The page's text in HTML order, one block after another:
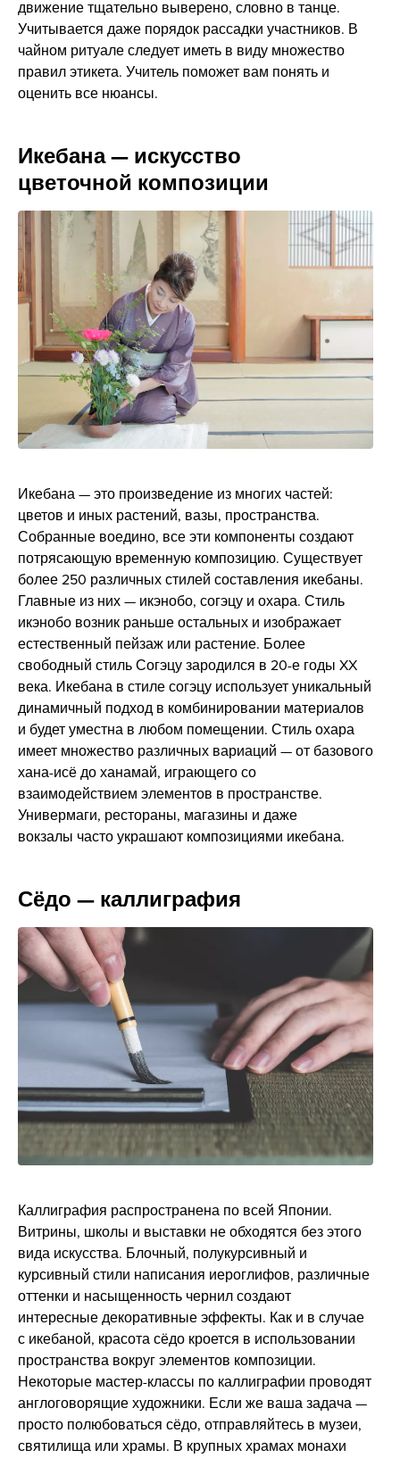
движение тщательно выверено, словно в танце.
Учитывается даже порядок рассадки участников. В
чайном ритуале следует иметь в виду множество
правил этикета. Учитель поможет вам понять и
оценить все нюансы.
Икебана — искусство
цветочной композиции
Икебана — это произведение из многих частей:
цветов и иных растений, вазы, пространства.
Собранные воедино, все эти компоненты создают
потрясающую временную композицию. Существует
более 250 различных стилей составления икебаны.
Главные из них — икэнобо, согэцу и охара. Стиль
икэнобо возник раньше остальных и изображает
естественный пейзаж или растение. Более
свободный стиль Согэцу зародился в 20-е годы XX
века. Икебана в стиле согэцу использует уникальный
динамичный подход в комбинировании материалов
и будет уместна в любом помещении. Стиль охара
имеет множество различных вариаций — от базового
хана-исё до ханамай, играющего со
взаимодействием элементов в пространстве.
Универмаги, рестораны, магазины и даже
вокзалы часто украшают композициями икебана.
Сёдо — каллиграфия
Каллиграфия распространена по всей Японии.
Витрины, школы и выставки не обходятся без этого
вида искусства. Блочный, полукурсивный и
курсивный стили написания иероглифов, различные
оттенки и насыщенность чернил создают
интересные декоративные эффекты. Как и в случае
с икебаной, красота сёдо кроется в использовании
пространства вокруг элементов композиции.
Некоторые мастер-классы по каллиграфии проводят
англоговорящие художники. Если же ваша задача —
просто полюбоваться сёдо, отправляйтесь в музеи,
святилища или храмы. В крупных храмах монахи